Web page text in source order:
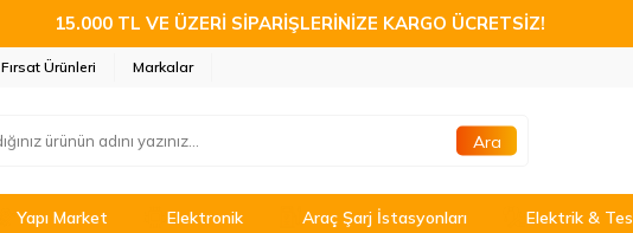
15.000 TL VE ÜZERİ SİPARİŞLERİNİZE KARGO ÜCRETSİZ!
Fırsat Ürünleri Markalar
Ara
Yapı Market Elektronik Araç Şarj İstasyonları Elektrik &